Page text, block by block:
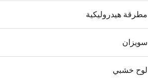
مطرقة هيدروليكية
سويزان
لوح خشبي